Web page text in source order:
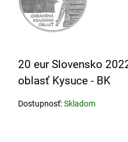
20 eur Slovensko
oblasť Kysuce - BK
Dostupnosť:Skladom